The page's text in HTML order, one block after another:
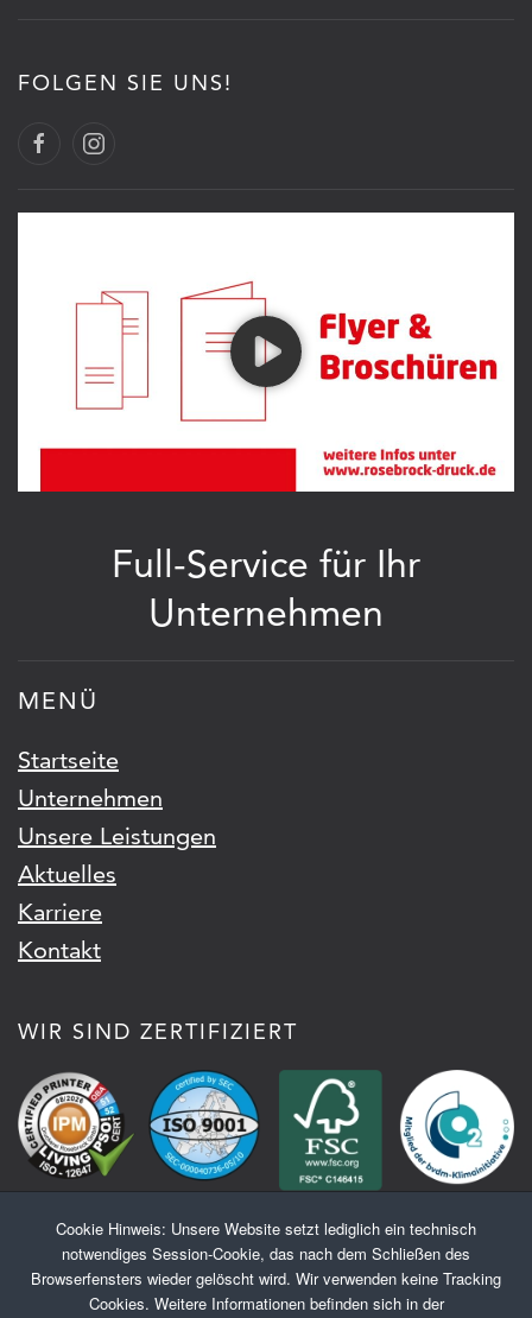
Cookie Hinweis: Unsere Website setzt lediglich ein technisch
notwendiges Session-Cookie, das nach dem Schließen des
Browserfensters wieder gelöscht wird. Wir verwenden keine Tracking
Cookies. Weitere Informationen befinden sich in der
FOLGEN SIE UNS!
Full-Service für Ihr
Unternehmen
MENÜ
Startseite
Unternehmen
Unsere Leistungen
Aktuelles
Karriere
Kontakt
WIR SIND ZERTIFIZIERT
Copyright © 2026 Druckerei Rosebrock
Sottrum